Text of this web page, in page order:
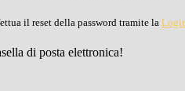
il reset della password tramite la
di posta elettronica!